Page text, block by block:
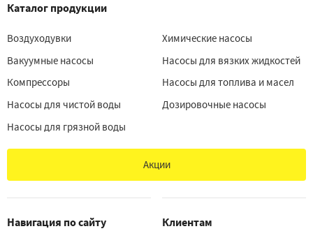
Каталог продукции
Воздуходувки
Вакуумные насосы
Компрессоры
Насосы для чистой воды
Насосы для грязной воды
Химические насосы
Насосы для вязких жидкостей
Насосы для топлива и масел
Дозировочные насосы
Акции
Навигация по сайту Клиентам